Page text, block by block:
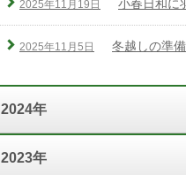
2025年11月19日 小春日和に
2025年11月5日 冬越しの準備
2024年
2023年